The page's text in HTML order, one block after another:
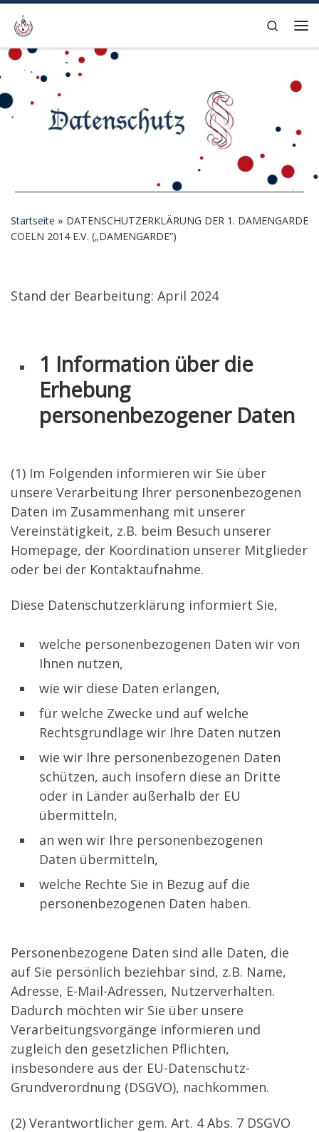
Zum Inhalt springen
Search
Startseite » DATENSCHUTZERKLÄRUNG DER 1. DAMENGARDE
COELN 2014 E.V. („DAMENGARDE“)
Stand der Bearbeitung: April 2024
1 Information über die
Erhebung
personenbezogener Daten
(1) Im Folgenden informieren wir Sie über
unsere Verarbeitung Ihrer personenbezogenen
Daten im Zusammenhang mit unserer
Vereinstätigkeit, z.B. beim Besuch unserer
Homepage, der Koordination unserer Mitglieder
oder bei der Kontaktaufnahme.
Diese Datenschutzerklärung informiert Sie,
welche personenbezogenen Daten wir von
Ihnen nutzen,
wie wir diese Daten erlangen,
für welche Zwecke und auf welche
Rechtsgrundlage wir Ihre Daten nutzen
wie wir Ihre personenbezogenen Daten
schützen, auch insofern diese an Dritte
oder in Länder außerhalb der EU
übermitteln,
an wen wir Ihre personenbezogenen
Daten übermitteln,
welche Rechte Sie in Bezug auf die
personenbezogenen Daten haben.
Personenbezogene Daten sind alle Daten, die
auf Sie persönlich beziehbar sind, z.B. Name,
Adresse, E-Mail-Adressen, Nutzerverhalten.
Dadurch möchten wir Sie über unsere
Verarbeitungsvorgänge informieren und
zugleich den gesetzlichen Pflichten,
insbesondere aus der EU-Datenschutz-
Grundverordnung (DSGVO), nachkommen.
(2) Verantwortlicher gem. Art. 4 Abs. 7 DSGVO